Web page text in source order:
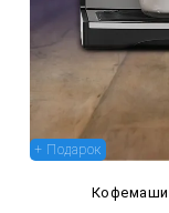
+ Подарок